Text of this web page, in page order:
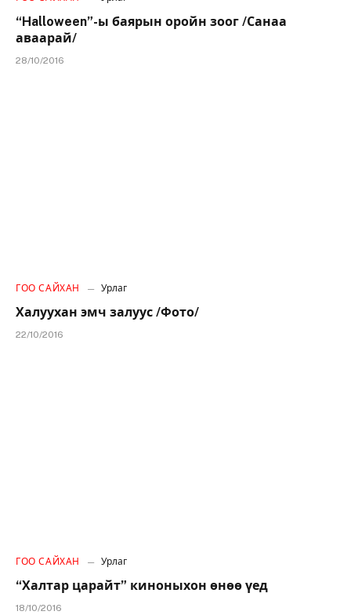
“Halloween”-ы баярын оройн зоог /Санаа
аваарай/
28/10/2016
ГОО САЙХАН Урлаг
Халуухан эмч залуус /Фото/
22/10/2016
ГОО САЙХАН Урлаг
“Халтар царайт” киноныхон өнөө үед
18/10/2016